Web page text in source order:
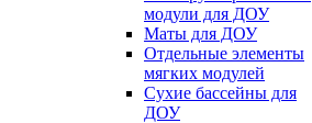
модули для ДОУ
Маты для ДОУ
Отдельные элементы
мягких модулей
Сухие бассейны для
ДОУ